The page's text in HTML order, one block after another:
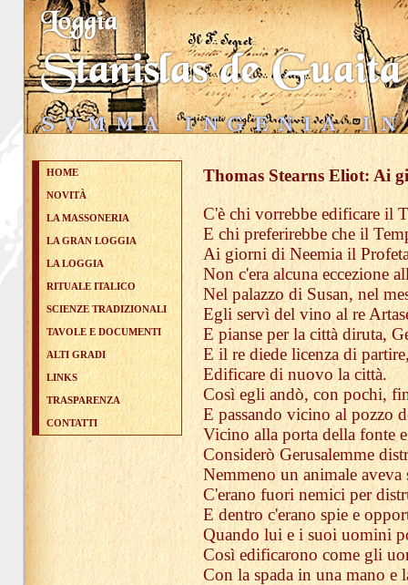
HOME
NOVITÀ
LA MASSONERIA
LA GRAN LOGGIA
LA LOGGIA
RITUALE ITALICO
SCIENZE TRADIZIONALI
TAVOLE E DOCUMENTI
ALTI GRADI
LINKS
TRASPARENZA
CONTATTI
Thomas Stearns Eliot: Ai
C'è chi vorrebbe edificare il
E chi preferirebbe che il
Ai giorni di Neemia il
Non c'era alcuna eccezione
Nel palazzo di Susan, nel
Egli servì del vino al re
E pianse per la città diruta,
E il re diede licenza di
Edificare di nuovo la città.
Così egli andò, con pochi,
E passando vicino al pozzo
Vicino alla porta della fonte
Considerò Gerusalemme
Nemmeno un animale aveva
C'erano fuori nemici per
E dentro c'erano spie e
Quando lui e i suoi uomini
Così edificarono come gli
Con la spada in una mano e